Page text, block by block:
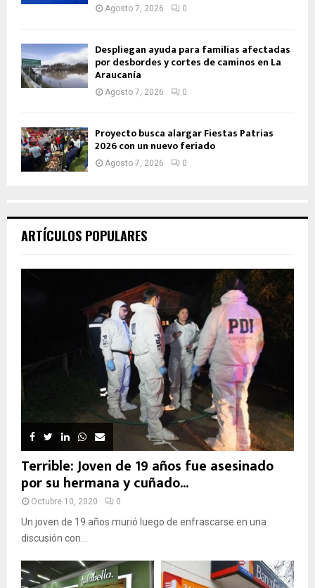
Agosto 7, 2026 0
Despliegan ayuda para familias afectadas
por desbordes y cortes de caminos en La
Araucanía
Agosto 7, 2026 0
Proyecto busca alargar Fiestas Patrias
2026 con un nuevo feriado
Agosto 7, 2026 0
ARTÍCULOS POPULARES
Terrible: Joven de 19 años fue asesinado
por su hermana y cuñado...
Octubre 10, 2020 0
Un joven de 19 años murió luego de enfrascarse en una
discusión con...